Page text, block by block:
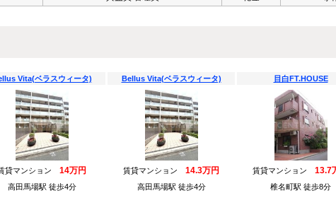
Vita(ベラスウィータ)
貸マンション 14万円
高田馬場駅 徒歩4分
Bellus Vita(ベラスウィータ)
賃貸マンション 14.3万円
高田馬場駅 徒歩4分
目白FT.HOUSE
賃貸マンション 13.7
椎名町駅 徒歩8分